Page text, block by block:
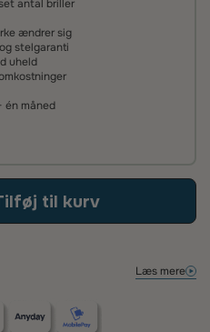
antal briller
ændrer sig
stelgaranti
uheld
én måned
til kurv
Læs mere
sig til nye brilleglas – især hvis
med glidende
der sikrer, at du bliver glad.
lever op til vores høje
vi dem helt uden